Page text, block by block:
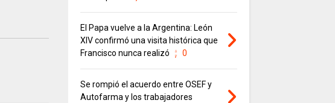
El Papa vuelve a la Argentina: León
XIV confirmó una visita histórica que
Francisco nunca realizó
0
Se rompió el acuerdo entre OSEF y
Autofarma y los trabajadores